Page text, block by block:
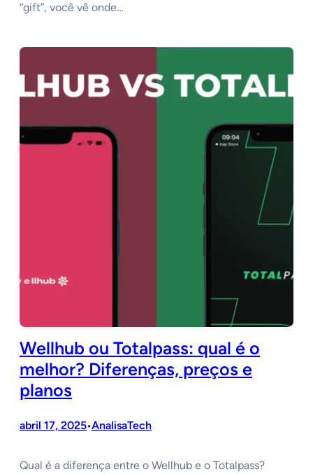
“gift”, você vê onde…
Wellhub ou Totalpass: qual é o
melhor? Diferenças, preços e
planos
abril 17, 2025•AnalisaTech
Qual é a diferença entre o Wellhub e o Totalpass?